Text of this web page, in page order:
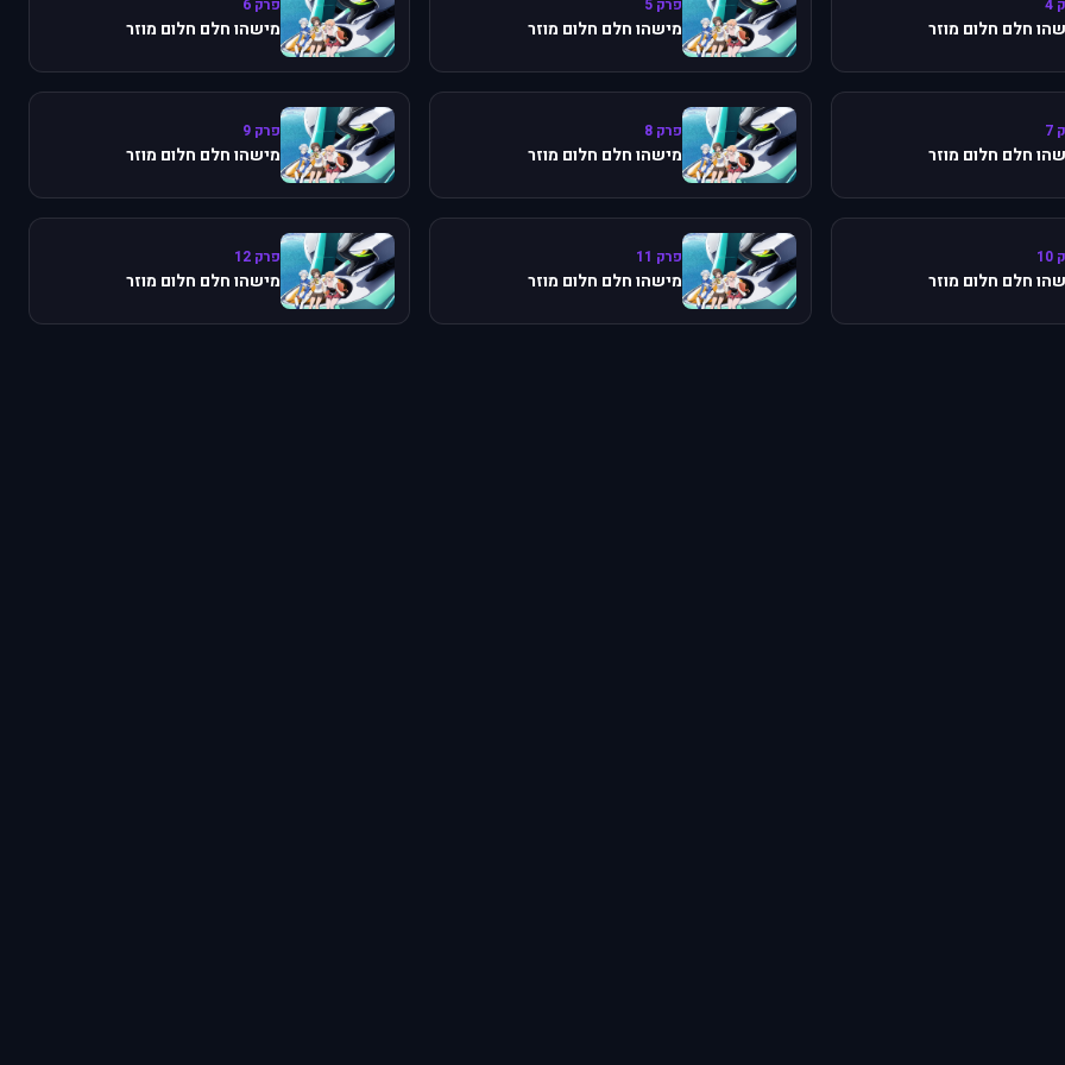
חלם חלום מוזר
פרק 5
מישהו חלם חלום מוזר
פרק 6
מישהו חלם חלום מוזר
חלם חלום מוזר
פרק 8
מישהו חלם חלום מוזר
פרק 9
מישהו חלם חלום מוזר
חלם חלום מוזר
פרק 11
מישהו חלם חלום מוזר
פרק 12
מישהו חלם חלום מוזר